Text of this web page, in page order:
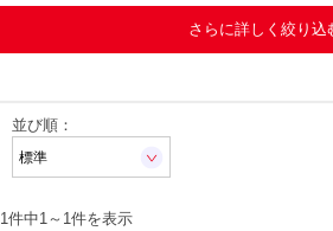
さらに詳しく絞り込
並び順：
1件中1 ～ 1件を表示